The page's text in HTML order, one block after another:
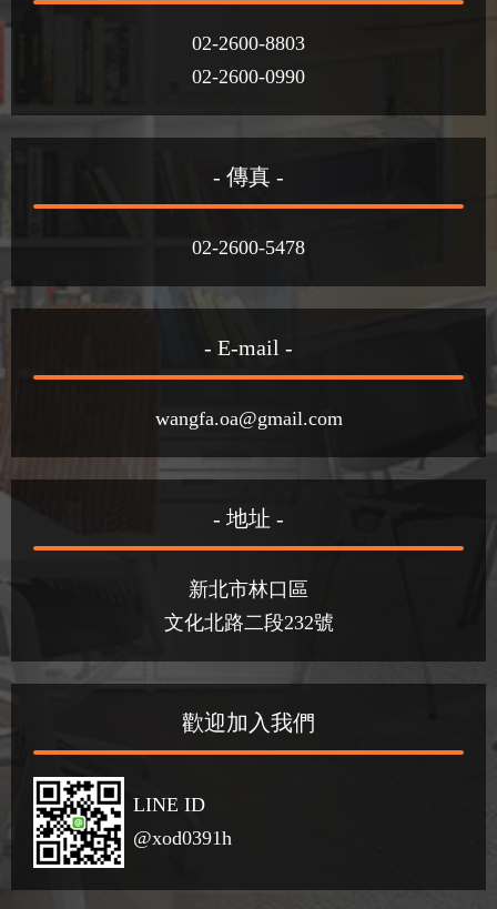
02-2600-8803
02-2600-0990
- 傳真 -
02-2600-5478
- E-mail -
wangfa.oa@gmail.com
- 地址 -
新北市林口區
文化北路二段232號
歡迎加入我們
LINE ID
@xod0391h